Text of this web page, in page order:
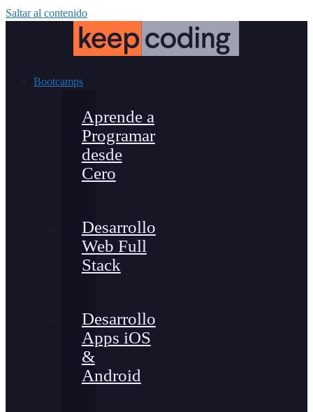
Saltar al contenido
Bootcamps
Aprende a
Programar
desde
Cero
Desarrollo
Web Full
Stack
Desarrollo
Apps iOS
&
Android